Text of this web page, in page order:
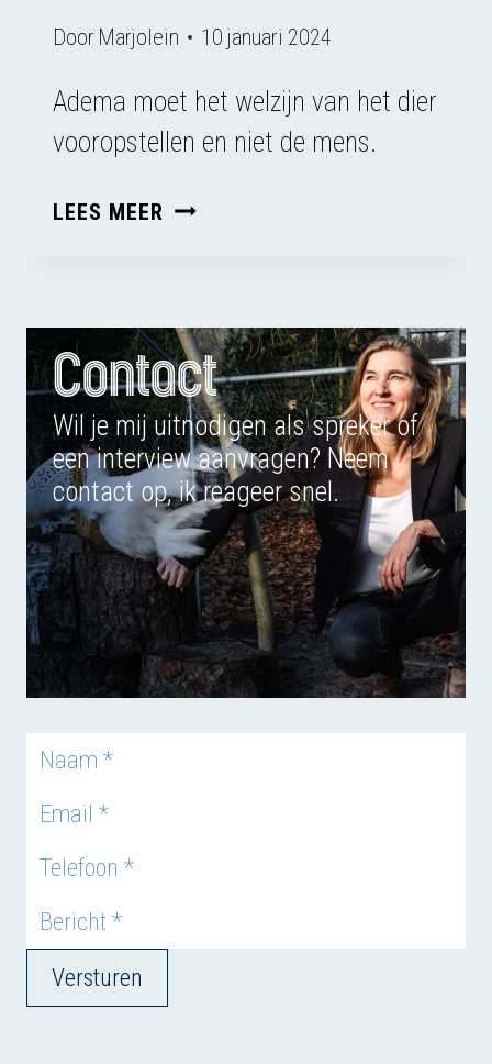
Door Marjolein 10 januari 2024
Adema moet het welzijn van het dier
vooropstellen en niet de mens.
LEES MEER HONDENCURUS
DIER
DRAAIEN
Contact
Wil je mij uitnodigen als spreker of
een interview aanvragen? Neem
contact op, ik reageer snel.
Versturen